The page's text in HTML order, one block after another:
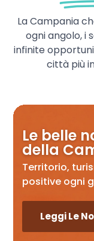
La Campania
ogni angolo, i
infinite
città più
Le belle
della
Territorio,
positive ogni
Leggi Le